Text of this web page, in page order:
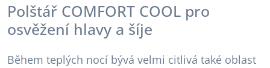
Polštář COMFORT COOL pro
osvěžení hlavy a šíje
Během teplých nocí bývá velmi citlivá také oblast